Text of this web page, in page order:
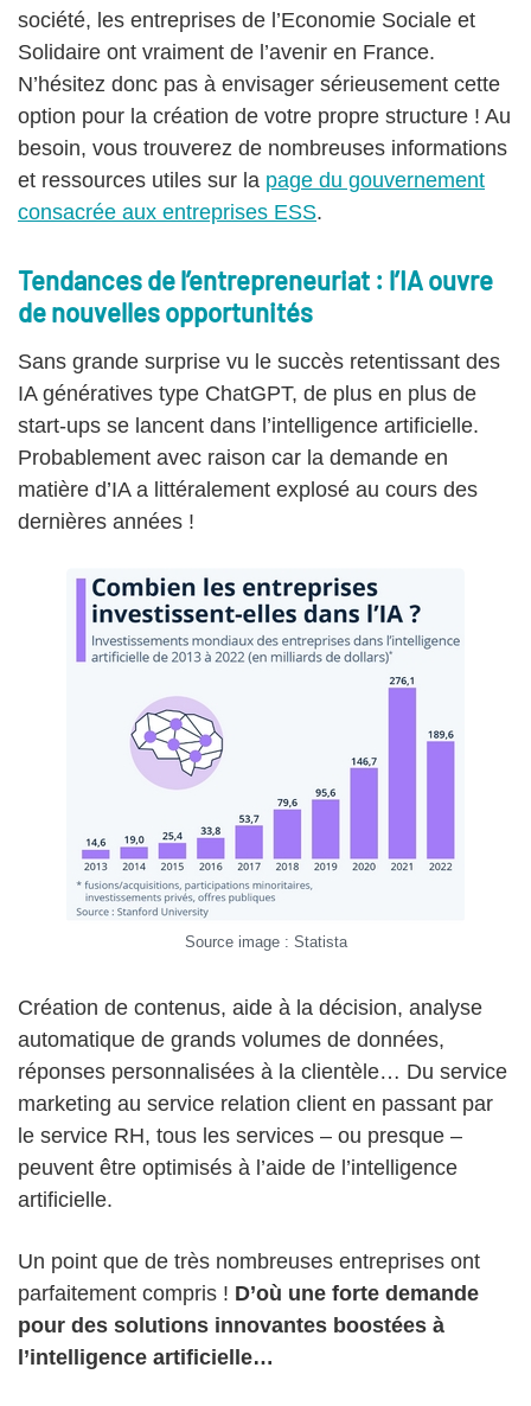
société, les entreprises de l’Economie Sociale et
Solidaire ont vraiment de l’avenir en France.
N’hésitez donc pas à envisager sérieusement cette
option pour la création de votre propre structure ! Au
besoin, vous trouverez de nombreuses informations
et ressources utiles sur la page du gouvernement
consacrée aux entreprises ESS.
Tendances de l’entrepreneuriat : l’IA ouvre
de nouvelles opportunités
Sans grande surprise vu le succès retentissant des
IA génératives type ChatGPT, de plus en plus de
start-ups se lancent dans l’intelligence artificielle.
Probablement avec raison car la demande en
matière d’IA a littéralement explosé au cours des
dernières années !
Source image : Statista
Création de contenus, aide à la décision, analyse
automatique de grands volumes de données,
réponses personnalisées à la clientèle… Du service
marketing au service relation client en passant par
le service RH, tous les services – ou presque –
peuvent être optimisés à l’aide de l’intelligence
artificielle.
Un point que de très nombreuses entreprises ont
parfaitement compris ! D’où une forte demande
pour des solutions innovantes boostées à
l’intelligence artificielle…